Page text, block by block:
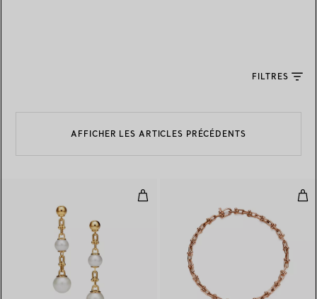
FILTRES
AFFICHER LES ARTICLES PRÉCÉDENTS
Pendants d’oreilles à maillons